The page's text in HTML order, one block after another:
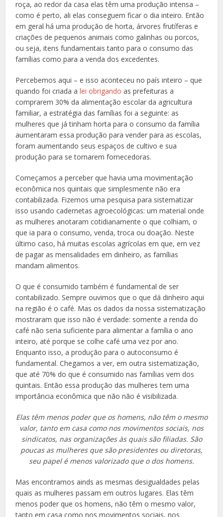
roça, ao redor da casa elas têm uma produção intensa –
como é perto, ali elas conseguem ficar o dia inteiro. Então
em geral há uma produção de horta, árvores frutíferas e
criações de pequenos animais como galinhas ou porcos,
ou seja, itens fundamentais tanto para o consumo das
famílias como para a venda dos excedentes.
Percebemos aqui – e isso aconteceu no país inteiro – que
quando foi criada a lei obrigando as prefeituras a
comprarem 30% da alimentação escolar da agricultura
familiar, a estratégia das famílias foi a seguinte: as
mulheres que já tinham horta para o consumo da família
aumentaram essa produção para vender para as escolas,
foram aumentando seus espaços de cultivo e sua
produção para se tornarem fornecedoras.
Começamos a perceber que havia uma movimentação
econômica nos quintais que simplesmente não era
contabilizada. Fizemos uma pesquisa para sistematizar
isso usando cadernetas agroecológicas: um material onde
as mulheres anotaram cotidianamente o que colhiam, o
que ia para o consumo, venda, troca ou doação. Neste
último caso, há muitas escolas agrícolas em que, em vez
de pagar as mensalidades em dinheiro, as famílias
mandam alimentos.
O que é consumido também é fundamental de ser
contabilizado. Sempre ouvimos que o que dá dinheiro aqui
na região é o café. Mas os dados da nossa sistematização
mostraram que isso não é verdade: somente a renda do
café não seria suficiente para alimentar a família o ano
inteiro, até porque se colhe café uma vez por ano.
Enquanto isso, a produção para o autoconsumo é
fundamental. Chegamos a ver, em outra sistematização,
que até 70% do que é consumido nas famílias vem dos
quintais. Então essa produção das mulheres tem uma
importância econômica que não não é visibilizada.
Elas têm menos poder que os homens, não têm o mesmo
valor, tanto em casa como nos movimentos sociais, nos
sindicatos, nas organizações às quais são filiadas. São
poucas as mulheres que são presidentes ou diretoras,
seu papel é menos valorizado que o dos homens.
Mas encontramos ainds as mesmas desigualdades pelas
quais as mulheres passam em outros lugares. Elas têm
menos poder que os homens, não têm o mesmo valor,
tanto em casa como nos movimentos sociais, nos